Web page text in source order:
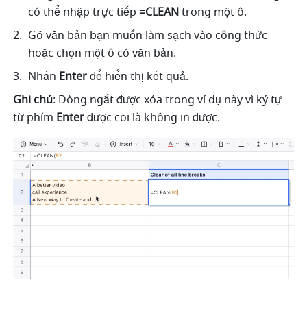
có thể nhập trực tiếp =CLEAN trong một ô.
Gõ văn bản bạn muốn làm sạch vào công thức
hoặc chọn một ô có văn bản.
Nhấn Enter để hiển thị kết quả.
Ghi chú: Dòng ngắt được xóa trong ví dụ này vì ký tự
từ phím Enter được coi là không in được.